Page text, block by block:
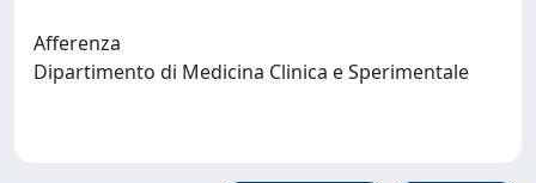
Afferenza
Dipartimento di Medicina Clinica e Sperimentale